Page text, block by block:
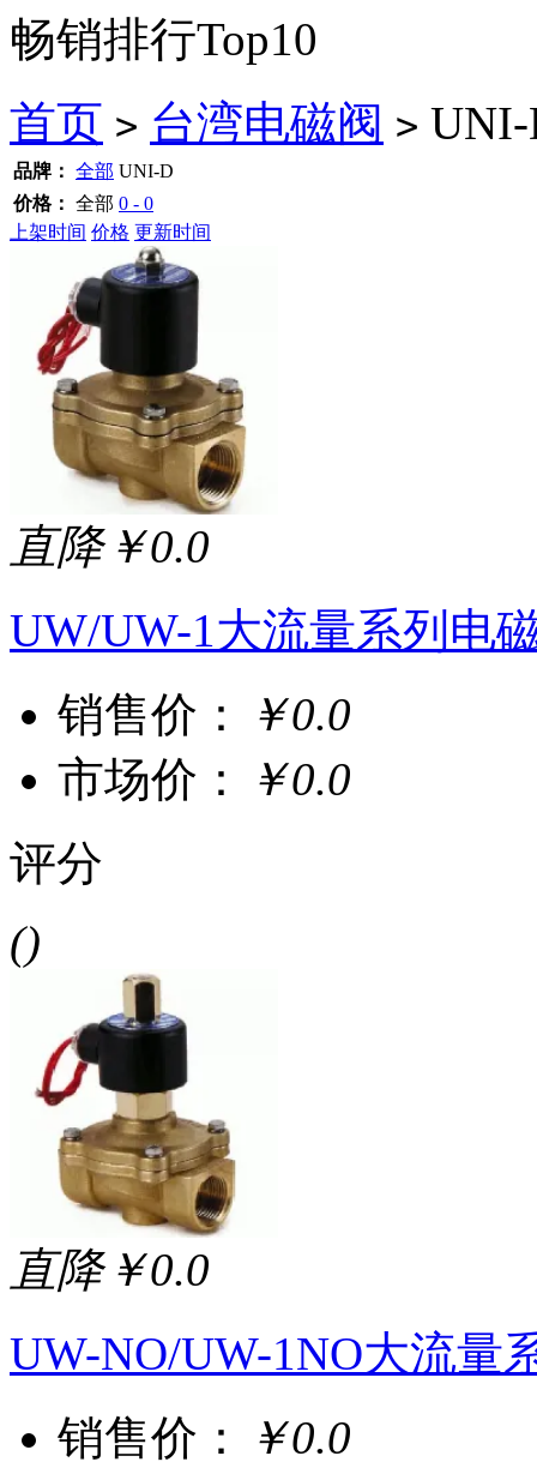
畅销排行Top10
首页 > 台湾电磁阀 >
品牌： 全部 UNI-D
价格： 全部 0 - 0
上架时间 价格 更新时间
直降￥0.0
UW/UW-1大流量系列电
销售价：
￥0.0
市场价：
￥0.0
评分
()
直降￥0.0
UW-NO/UW-1NO大流量
销售价：
￥0.0